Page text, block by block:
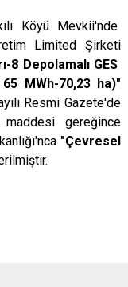
Köyü Mevkii'nde
Limited Şirketi
8 Depolamalı GES
65 MWh-70,23 ha)"
Resmi Gazete'de
maddesi gereğince
"Çevresel